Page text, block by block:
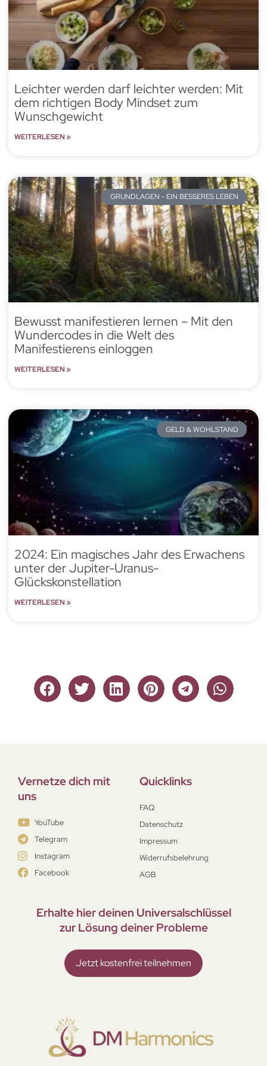
Leichter werden darf leichter werden: Mit
dem richtigen Body Mindset zum
Wunschgewicht
WEITERLESEN »
GRUNDLAGEN - EIN BESSERES LEBEN
Bewusst manifestieren lernen – Mit den
Wundercodes in die Welt des
Manifestierens einloggen
WEITERLESEN »
GELD & WOHLSTAND
2024: Ein magisches Jahr des Erwachens
unter der Jupiter-Uranus-
Glückskonstellation
WEITERLESEN »
Vernetze dich mit
uns
YouTube
Telegram
Instagram
Facebook
Quicklinks
FAQ
Datenschutz
Impressum
Widerrufsbelehrung
AGB
Erhalte hier deinen Universal­schlüssel
zur Lösung deiner Probleme
Jetzt kostenfrei teilnehmen